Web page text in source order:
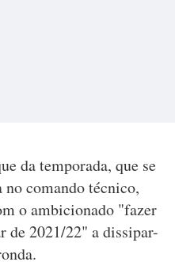
da temporada, que se
comando técnico,
o ambicionado "fazer
de 2021/22" a dissipar-